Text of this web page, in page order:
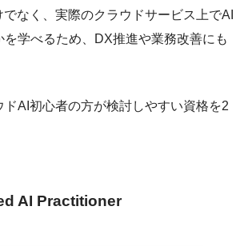
なく、実際のクラウドサービス上でAI
を学べるため、DX推進や業務改善にも
ドAI初心者の方が検討しやすい資格を2
AI Practitioner